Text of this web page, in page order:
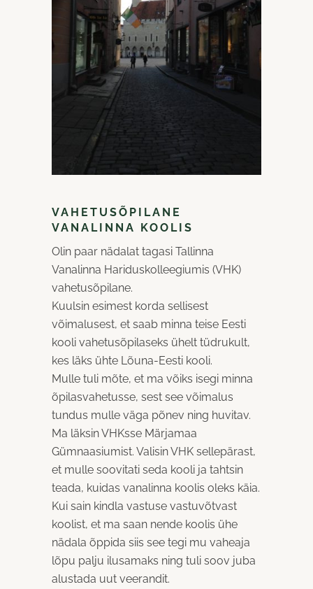
VAHETUSÕPILANE
VANALINNA KOOLIS
Olin paar nädalat tagasi Tallinna
Vanalinna Hariduskolleegiumis (VHK)
vahetusõpilane.
Kuulsin esimest korda sellisest
võimalusest, et saab minna teise Eesti
kooli vahetusõpilaseks ühelt tüdrukult,
kes läks ühte Lõuna-Eesti kooli.
Mulle tuli mõte, et ma võiks isegi minna
õpilasvahetusse, sest see võimalus
tundus mulle väga põnev ning huvitav.
Ma läksin VHKsse Märjamaa
Gümnaasiumist. Valisin VHK sellepärast,
et mulle soovitati seda kooli ja tahtsin
teada, kuidas vanalinna koolis oleks käia.
Kui sain kindla vastuse vastuvõtvast
koolist, et ma saan nende koolis ühe
nädala õppida siis see tegi mu vaheaja
lõpu palju ilusamaks ning tuli soov juba
alustada uut veerandit.